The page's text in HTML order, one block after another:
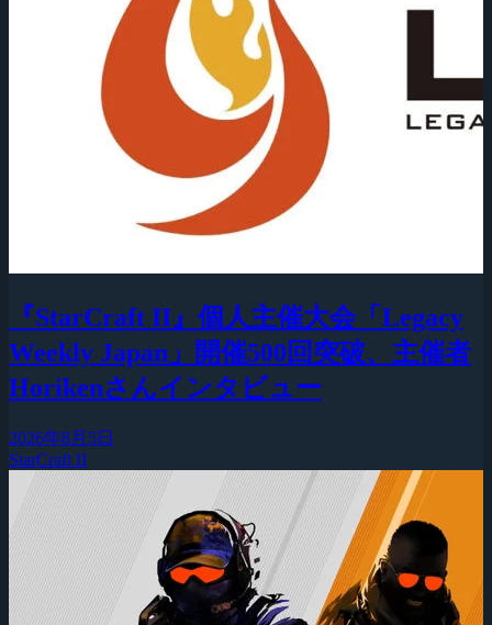
『StarCraft II』個人主催大会「Legacy
Weekly Japan」開催500回突破、主催者
Horikenさんインタビュー
2026年8月5日
StarCraft II